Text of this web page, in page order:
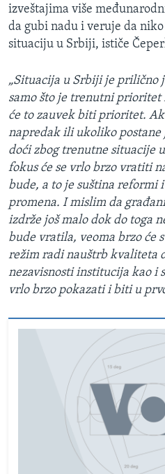
izveštajima više
da gubi nadu i veruje da
situaciju u Srbiji, ističe
„Situacija u Srbiji je prilično
samo što je trenutni prioritet
će to zauvek biti prioritet.
napredak ili ukoliko postane
doći zbog trenutne situacije
fokus će se vrlo brzo vratiti
bude, a to je suština reformi
promena. I mislim da
izdrže još malo dok do toga
bude vratila, veoma brzo će
režim radi nauštrb kvaliteta
nezavisnosti institucija kao i
vrlo brzo pokazati i biti u